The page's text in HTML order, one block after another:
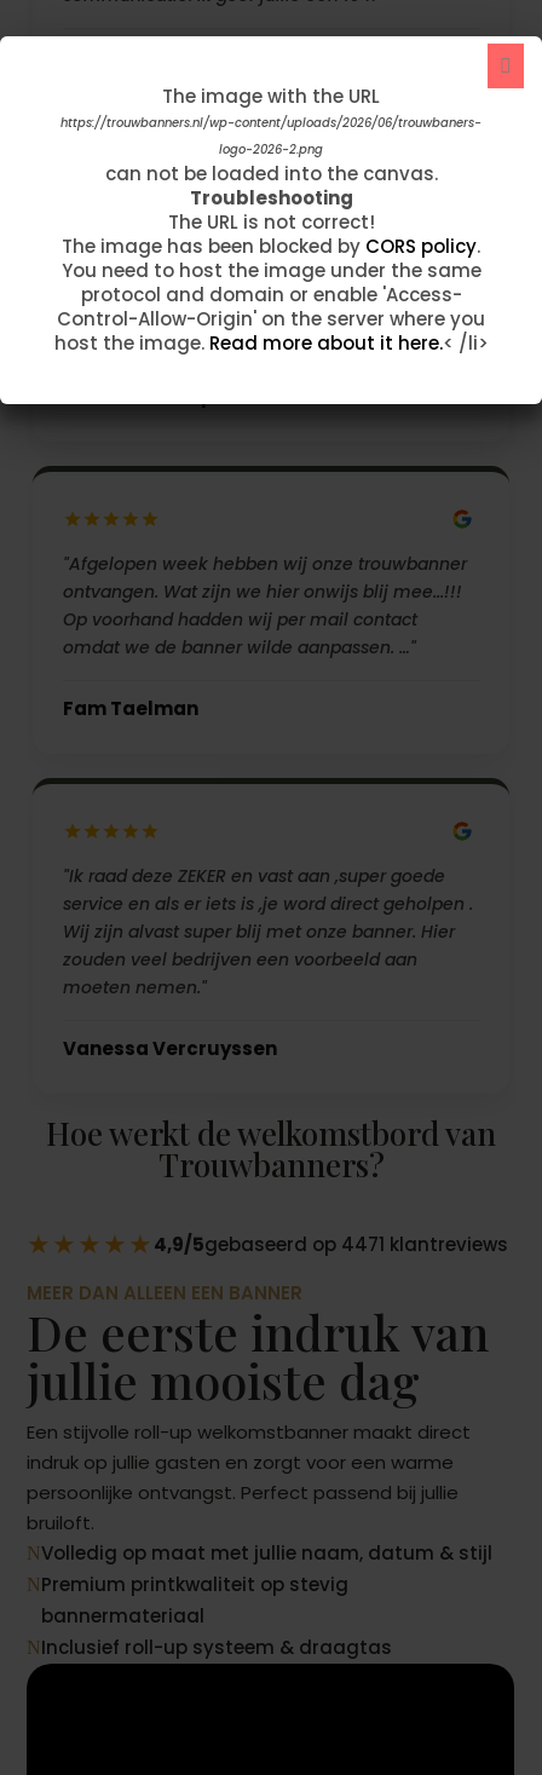
"Ik ben 2 dagen geleden telefonisch erg goed
geholpen en met veel geduld. Mijn banner is
vandaag binnengekomen en hij is nog meeeeer
dan ik verwachtte. Prachtig! Ook de levering is
super snel. Thanks"
"Afgelopen week hebben wij onze trouwbanner
ontvangen. Wat zijn we hier onwijs blij mee...!!!
Op voorhand hadden wij per mail contact
omdat we de banner wilde aanpassen. …"
Fam Taelman
"Ik raad deze ZEKER en vast aan ,super goede
service en als er iets is ,je word direct geholpen .
Wij zijn alvast super blij met onze banner. Hier
zouden veel bedrijven een voorbeeld aan
moeten nemen."
Vanessa Vercruyssen
Hoe werkt de welkomstbord van
Trouwbanners?
★★★★★4,9/5gebaseerd op 4471 klantreviews
MEER DAN ALLEEN EEN BANNER
De eerste indruk van
jullie mooiste dag
Een stijvolle roll-up welkomstbanner maakt direct
indruk op jullie gasten en zorgt voor een warme
persoonlijke ontvangst. Perfect passend bij jullie
bruiloft.
NVolledig op maat met jullie naam, datum & stijl
NPremium printkwaliteit op stevig
bannermateriaal
NInclusief roll-up systeem & draagtas
The image with the URL
https://trouwbanners.nl/wp-content/uploads/2026/06/source-without-
text-2.png
can not be loaded into the canvas.
Troubleshooting
The URL is not correct!
The image has been blocked by CORS policy.
You need to host the image under the same
protocol and domain or enable 'Access-
Control-Allow-Origin' on the server where you
host the image. Read more about it here.< /li>
The image with the URL
https://trouwbanners.nl/wp-content/uploads/2026/06/trouwbaners-
logo-2026-2.png
can not be loaded into the canvas.
Troubleshooting
The URL is not correct!
The image has been blocked by CORS policy.
You need to host the image under the same
protocol and domain or enable 'Access-
Control-Allow-Origin' on the server where you
host the image. Read more about it here.< /li>